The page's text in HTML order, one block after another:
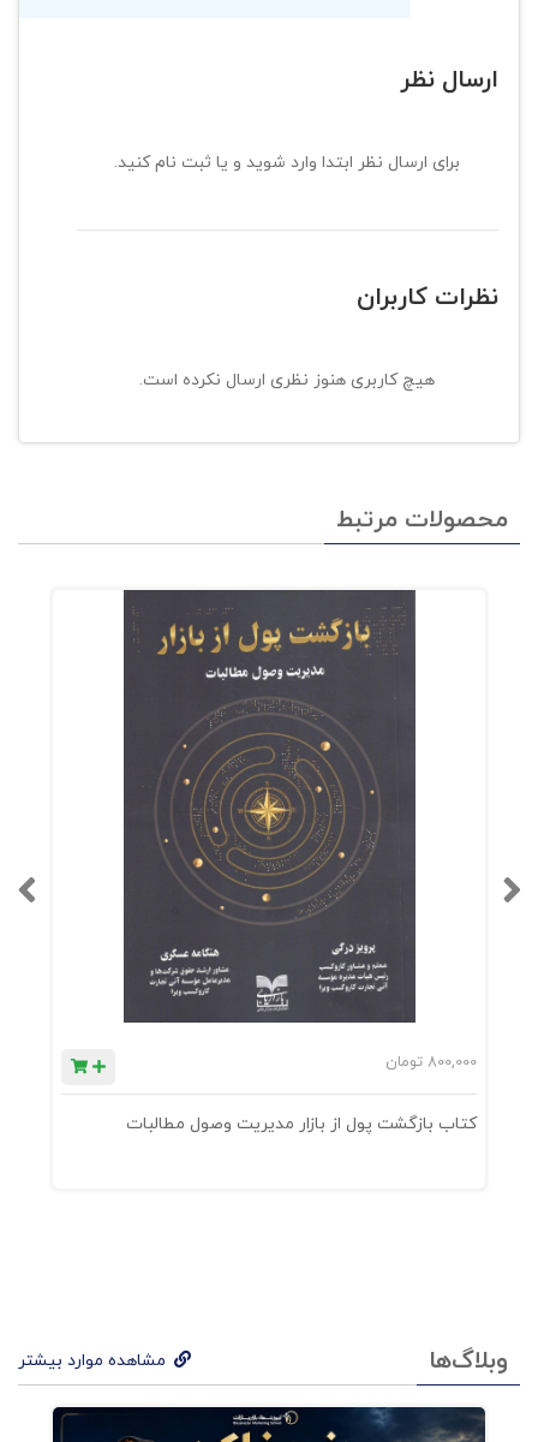
ارسال نظر
برای ارسال نظر ابتدا وارد شوید و یا ثبت نام کنید.
نظرات کاربران
هیچ کاربری هنوز نظری ارسال نکرده است.
محصولات مرتبط
800,000 تومان
کتاب بازگشت پول از بازار مدیریت وصول مطالبات
وبلاگ‌ها مشاهده موارد بیشتر